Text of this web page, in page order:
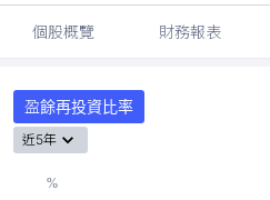
個股概覽 財務報表
盈餘再投資比率
近5年